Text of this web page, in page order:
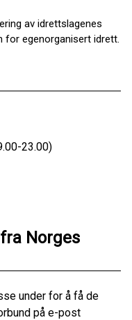
av idrettslagenes
for egenorganisert idrett.
23.00)
Norges
under for å få de
på e-post